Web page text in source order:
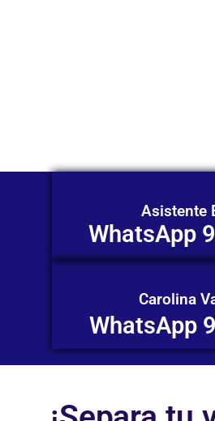
Asistente
WhatsApp
Carolina
WhatsApp